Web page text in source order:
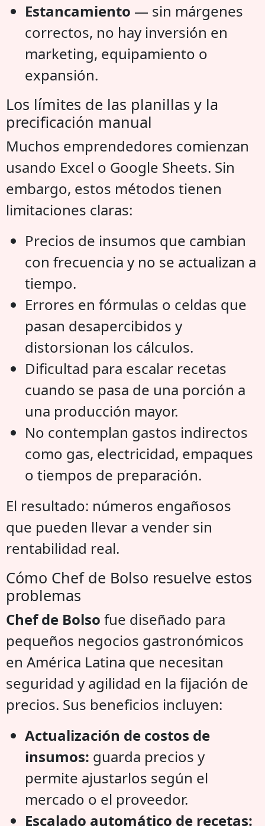
Estancamiento — sin márgenes
correctos, no hay inversión en
marketing, equipamiento o
expansión.
Los límites de las planillas y la
precificación manual
Muchos emprendedores comienzan
usando Excel o Google Sheets. Sin
embargo, estos métodos tienen
limitaciones claras:
Precios de insumos que cambian
con frecuencia y no se actualizan a
tiempo.
Errores en fórmulas o celdas que
pasan desapercibidos y
distorsionan los cálculos.
Dificultad para escalar recetas
cuando se pasa de una porción a
una producción mayor.
No contemplan gastos indirectos
como gas, electricidad, empaques
o tiempos de preparación.
El resultado: números engañosos
que pueden llevar a vender sin
rentabilidad real.
Cómo Chef de Bolso resuelve estos
problemas
Chef de Bolso fue diseñado para
pequeños negocios gastronómicos
en América Latina que necesitan
seguridad y agilidad en la fijación de
precios. Sus beneficios incluyen:
Actualización de costos de
insumos: guarda precios y
permite ajustarlos según el
mercado o el proveedor.
Escalado automático de recetas: